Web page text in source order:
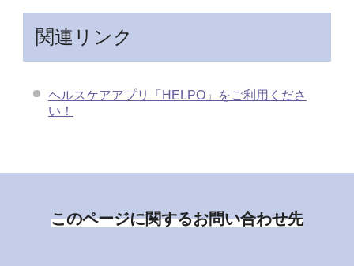
関連リンク
ヘルスケアアプリ「HELPO」をご利用くださ
い！
このページに関するお問い合わせ先